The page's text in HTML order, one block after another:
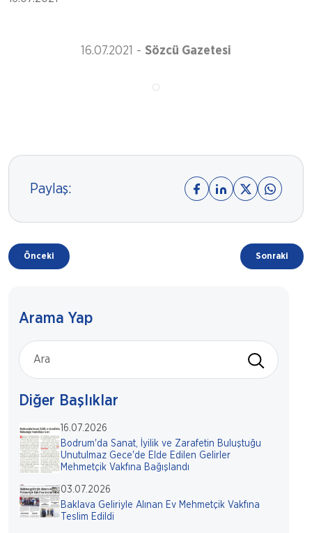
16.07.2021 - Sözcü Gazetesi
Paylaş:
Önceki Sonraki
Arama Yap
Diğer Başlıklar
16.07.2026
Bodrum'da Sanat, İyilik ve Zarafetin Buluştuğu
Unutulmaz Gece'de Elde Edilen Gelirler
Mehmetçik Vakfına Bağışlandı
03.07.2026
Baklava Geliriyle Alınan Ev Mehmetçik Vakfına
Teslim Edildi